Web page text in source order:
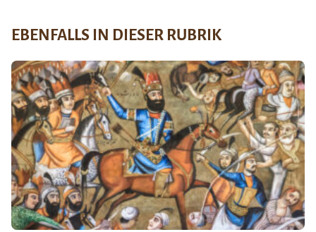
EBENFALLS IN DIESER RUBRIK